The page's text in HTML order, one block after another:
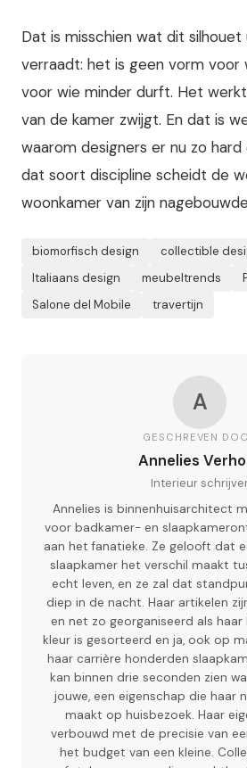
Dat is misschien wat dit silhouet
verraadt: het is geen vorm voor
voor wie minder durft. Het
van de kamer zwijgt. En dat is
waarom designers er nu zo
dat soort discipline scheidt de
woonkamer van zijn
biomorfisch design
collectible
Italiaans design
meubeltrends
Salone del Mobile
travertijn
A
GESCHREVEN
Annelies
Interieur
Annelies is binnenhuisarchitect
voor badkamer- en
aan het fanatieke. Ze gelooft dat
slaapkamer het verschil maakt
echt leven, en ze zal dat
diep in de nacht. Haar artikelen
en net zo georganiseerd als
kleur is gesorteerd en ja, ook op
haar carrière honderden
kan binnen drie seconden zien
jouwe, een eigenschap die haar
maakt op huisbezoek. Haar
verbouwd met de precisie van
het budget van een kleine.